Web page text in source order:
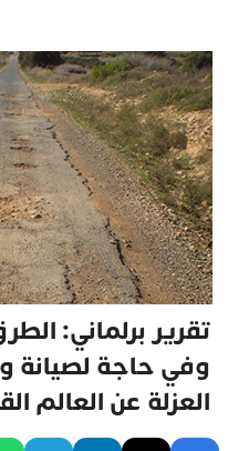
تقرير برلماني:
وفي حاجة لصيانة
العزلة عن العالم